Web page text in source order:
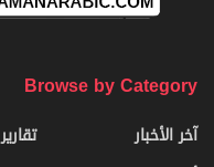
Browse by Category
آخر الأخبار
تقارير